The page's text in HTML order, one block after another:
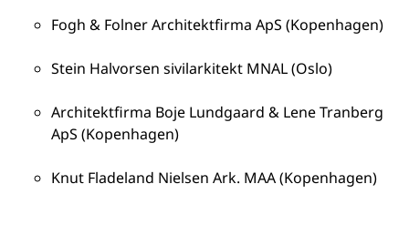
Fogh & Folner Architektfirma ApS (Kopenhagen)
Stein Halvorsen sivilarkitekt MNAL (Oslo)
Architektfirma Boje Lundgaard & Lene Tranberg
ApS (Kopenhagen)
Knut Fladeland Nielsen Ark. MAA (Kopenhagen)